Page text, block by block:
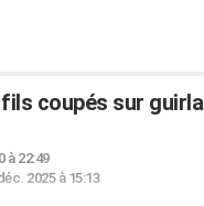
coupés sur
à 22:49
2025 à 15:13